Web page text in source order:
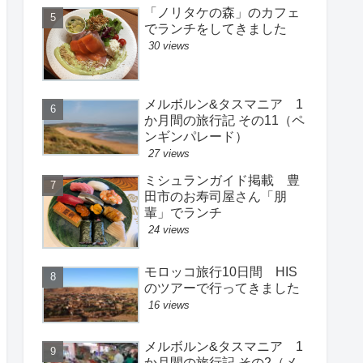
「ノリタケの森」のカフェ
でランチをしてきました
30 views
メルボルン&タスマニア 1
か月間の旅行記 その11（ペ
ンギンパレード）
27 views
ミシュランガイド掲載 豊
田市のお寿司屋さん「朋
輩」でランチ
24 views
モロッコ旅行10日間 HIS
のツアーで行ってきました
16 views
メルボルン&タスマニア 1